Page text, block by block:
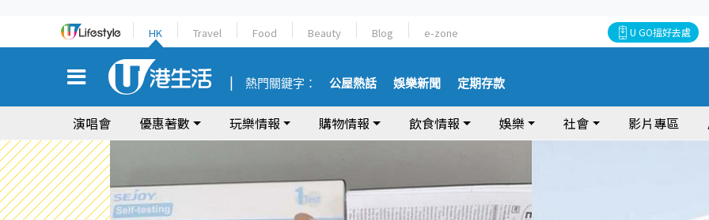
HK Travel Food Beauty Blog e-zone U GO搵好去處
熱門關鍵字： 公屋熱話 娛樂新聞 定期存款
演唱會 優惠著數 玩樂情報 購物情報 飲食情報 娛樂 社會 影片專區